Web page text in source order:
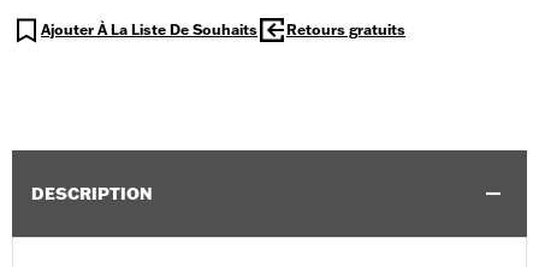
Ajouter À La Liste De Souhaits Retours gratuits
DESCRIPTION